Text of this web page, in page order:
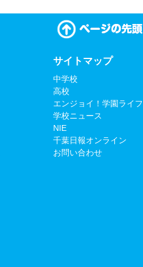
サイトマップ
中学校
高校
エンジョイ！学園ライフ
学校ニュース
NIE
千葉日報オンライン
お問い合わせ